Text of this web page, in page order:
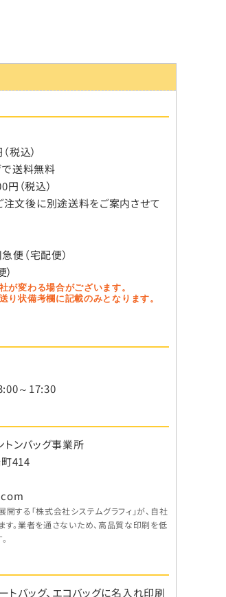
税込）
で送料無料
（税込）
文後に別途送料をご案内させて
便（宅配便）
が変わる場合がございます。
り状備考欄に記載のみとなります。
～17:30
トンバッグ事業所
414
する「株式会社システムグラフィ」が、自社
。業者を通さないため、高品質な印刷を低
トバッグ、エコバッグに名入れ印刷